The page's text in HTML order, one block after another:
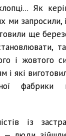
Як
ми запросили,
ще
і жовтого
які
фабрики
із